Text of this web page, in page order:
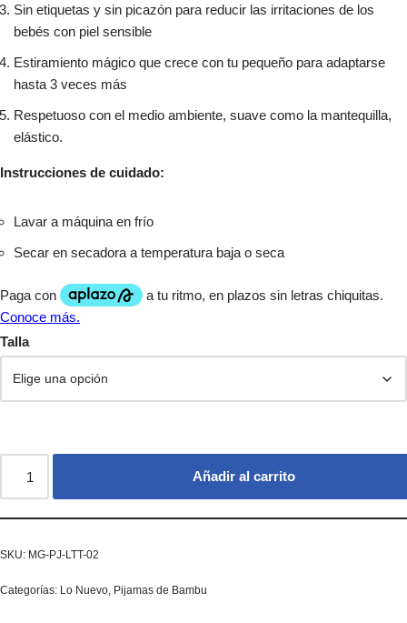
Sin etiquetas y sin picazón para reducir las irritaciones de los
bebés con piel sensible
Estiramiento mágico que crece con tu pequeño para adaptarse
hasta 3 veces más
Respetuoso con el medio ambiente, suave como la mantequilla,
elástico.
Instrucciones de cuidado:
Lavar a máquina en frío
Secar en secadora a temperatura baja o seca
Talla
Añadir al carrito
SKU: MG-PJ-LTT-02
Categorías: Lo Nuevo, Pijamas de Bambu